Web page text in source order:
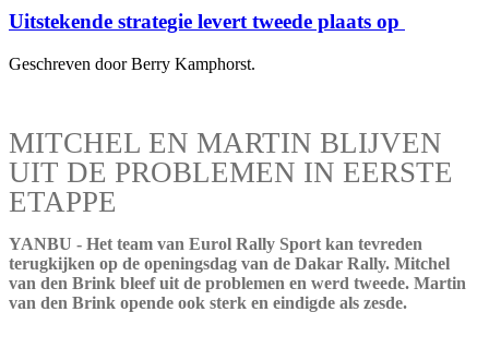
Uitstekende strategie levert tweede plaats op
Geschreven door Berry Kamphorst.
MITCHEL EN MARTIN BLIJVEN
UIT DE PROBLEMEN IN EERSTE
ETAPPE
YANBU - Het team van Eurol Rally Sport kan tevreden
terugkijken op de openingsdag van de Dakar Rally. Mitchel
van den Brink bleef uit de problemen en werd tweede. Martin
van den Brink opende ook sterk en eindigde als zesde.